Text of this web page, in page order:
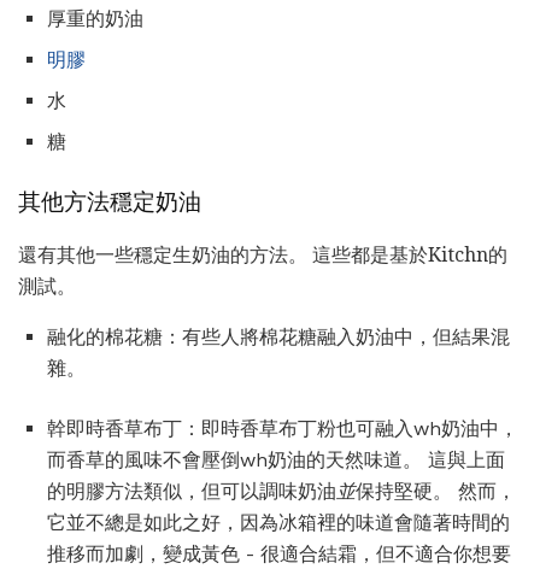
厚重的奶油
明膠
水
糖
其他方法穩定奶油
還有其他一些穩定生奶油的方法。 這些都是基於Kitchn的
測試。
融化的棉花糖：有些人將棉花糖融入奶油中，但結果混
雜。
幹即時香草布丁：即時香草布丁粉也可融入wh奶油中，
而香草的風味不會壓倒wh奶油的天然味道。 這與上面
的明膠方法類似，但可以調味奶油 並保持堅硬。 然而，
它並不總是如此之好，因為冰箱裡的味道會隨著時間的
推移而加劇，變成黃色 - 很適合結霜，但不適合你想要